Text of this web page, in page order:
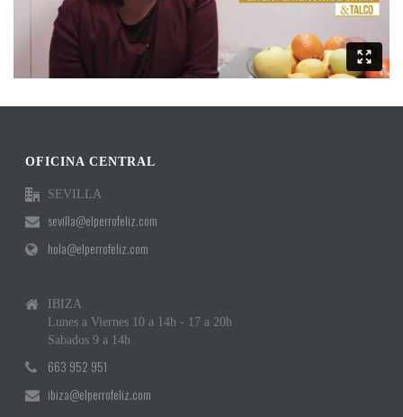
OFICINA CENTRAL
SEVILLA
sevilla@elperrofeliz.com
hola@elperrofeliz.com
IBIZA
Lunes a Viernes 10 a 14h - 17 a 20h
Sabados 9 a 14h
663 952 951
ibiza@elperrofeliz.com